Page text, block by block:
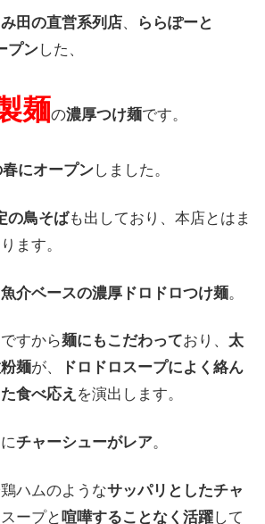
田の直営系列店、
ららぽーと
プンした 、
麺の濃厚つけ麺です。
春にオープンしました。
の鳥そばも出しており 、 本店とは ま
ます。
魚介ベースの濃厚ドロドロつけ麺。
すから麺にも こだわっており 、 太
麺が、 ドロドロスープによく 絡ん
食べ応え を演出します。
チャーシューがレア。
鶏ハムのようなサッパリと したチャ
スープと喧嘩することなく 活躍して